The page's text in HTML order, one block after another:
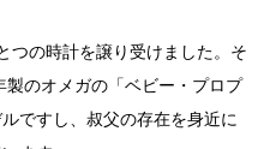
つの時計を譲り受けました。そ
のオメガの「ベビー・プロプ
ですし、叔父の存在を身近に